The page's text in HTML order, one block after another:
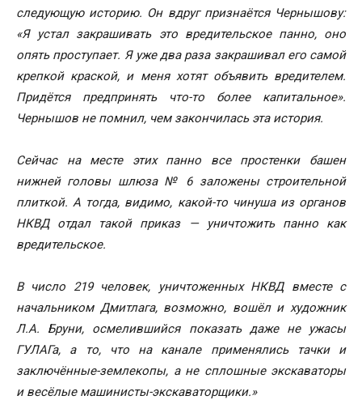
следующую историю. Он вдруг признаётся Чернышову:
«Я устал закрашивать это вредительское панно, оно
опять проступает. Я уже два раза закрашивал его самой
крепкой краской, и меня хотят объявить вредителем.
Придётся предпринять что-то более капитальное».
Чернышов не помнил, чем закончилась эта история.
Сейчас на месте этих панно все простенки башен
нижней головы шлюза № 6 заложены строительной
плиткой. А тогда, видимо, какой-то чинуша из органов
НКВД отдал такой приказ — уничтожить панно как
вредительское.
В число 219 человек, уничтоженных НКВД вместе с
начальником Дмитлага, возможно, вошёл и художник
Л.А. Бруни, осмелившийся показать даже не ужасы
ГУЛАГа, а то, что на канале применялись тачки и
заключённые-землекопы, а не сплошные экскаваторы
и весёлые машинисты-экскаваторщики.»